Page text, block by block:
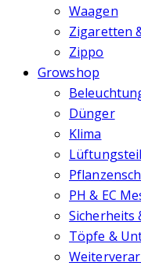
Waagen
Zigaretten
Zippo
Growshop
Dünger
Klima
PH & EC
Sicherheits
Töpfe &